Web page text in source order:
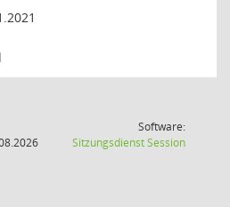
Software:
SitzungsdienstSession(Wird in